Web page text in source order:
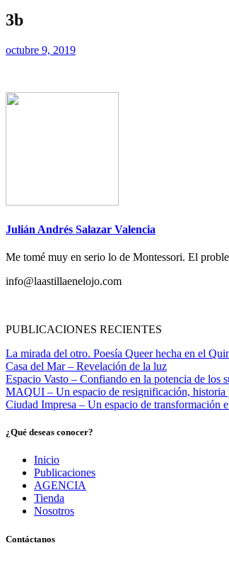
3b
octubre 9, 2019
Julián Andrés Salazar Valencia
Me tomé muy en serio lo de Montessori. El
info@laastillaenelojo.com
PUBLICACIONES RECIENTES
La mirada del otro. Poesía Queer hecha en el
Casa del Mar – Revelación de la luz
Espacio Vasto – Confiando en la potencia de los
MAQUI – Un espacio de resignificación, historia
Ciudad Impresa – Un espacio de transformación
¿Qué deseas conocer?
Inicio
Publicaciones
AGENCIA
Tienda
Nosotros
Contáctanos